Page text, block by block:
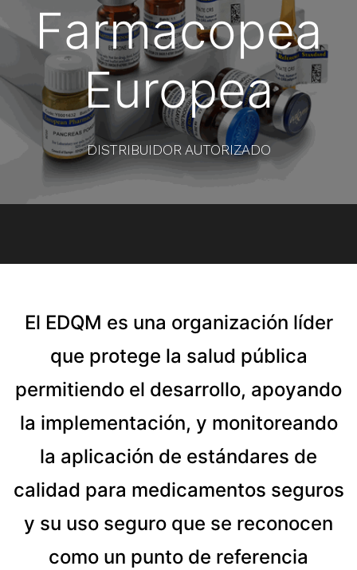
Farmacopea
Europea
DISTRIBUIDOR AUTORIZADO
El EDQM es una organización líder
que protege la salud pública
permitiendo el desarrollo, apoyando
la implementación, y monitoreando
la aplicación de estándares de
calidad para medicamentos seguros
y su uso seguro que se reconocen
como un punto de referencia